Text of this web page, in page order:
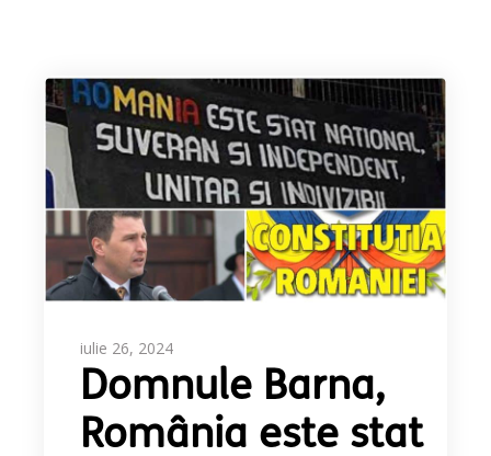
iulie 26, 2024
Domnule Barna,
România este stat